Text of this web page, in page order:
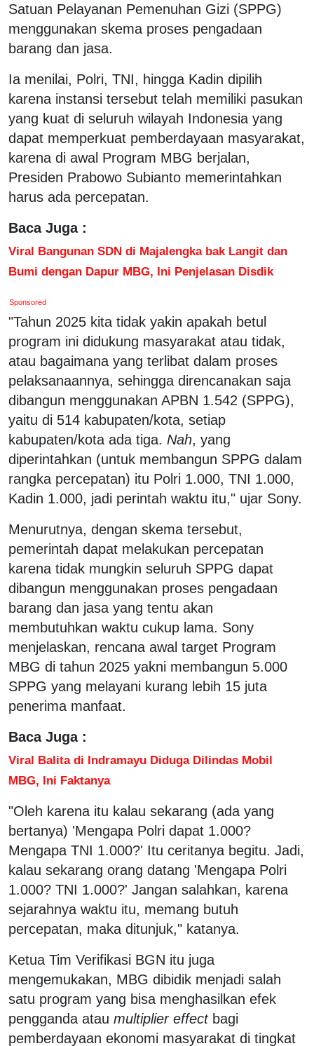
Satuan Pelayanan Pemenuhan Gizi (SPPG)
menggunakan skema proses pengadaan
barang dan jasa.
Ia menilai, Polri, TNI, hingga Kadin dipilih
karena instansi tersebut telah memiliki pasukan
yang kuat di seluruh wilayah Indonesia yang
dapat memperkuat pemberdayaan masyarakat,
karena di awal Program MBG berjalan,
Presiden Prabowo Subianto memerintahkan
harus ada percepatan.
Baca Juga :
Viral Bangunan SDN di Majalengka bak Langit dan
Bumi dengan Dapur MBG, Ini Penjelasan Disdik
Sponsored
"Tahun 2025 kita tidak yakin apakah betul
program ini didukung masyarakat atau tidak,
atau bagaimana yang terlibat dalam proses
pelaksanaannya, sehingga direncanakan saja
dibangun menggunakan APBN 1.542 (SPPG),
yaitu di 514 kabupaten/kota, setiap
kabupaten/kota ada tiga. Nah, yang
diperintahkan (untuk membangun SPPG dalam
rangka percepatan) itu Polri 1.000, TNI 1.000,
Kadin 1.000, jadi perintah waktu itu," ujar Sony.
Menurutnya, dengan skema tersebut,
pemerintah dapat melakukan percepatan
karena tidak mungkin seluruh SPPG dapat
dibangun menggunakan proses pengadaan
barang dan jasa yang tentu akan
membutuhkan waktu cukup lama. Sony
menjelaskan, rencana awal target Program
MBG di tahun 2025 yakni membangun 5.000
SPPG yang melayani kurang lebih 15 juta
penerima manfaat.
Baca Juga :
Viral Balita di Indramayu Diduga Dilindas Mobil
MBG, Ini Faktanya
"Oleh karena itu kalau sekarang (ada yang
bertanya) 'Mengapa Polri dapat 1.000?
Mengapa TNI 1.000?' Itu ceritanya begitu. Jadi,
kalau sekarang orang datang 'Mengapa Polri
1.000? TNI 1.000?' Jangan salahkan, karena
sejarahnya waktu itu, memang butuh
percepatan, maka ditunjuk," katanya.
Ketua Tim Verifikasi BGN itu juga
mengemukakan, MBG dibidik menjadi salah
satu program yang bisa menghasilkan efek
pengganda atau multiplier effectbagi
pemberdayaan ekonomi masyarakat di tingkat